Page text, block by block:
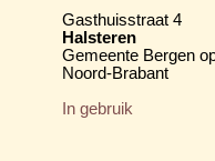
Gasthuisstraat 4
Halsteren
Gemeente Bergen
Noord-Brabant
In gebruik